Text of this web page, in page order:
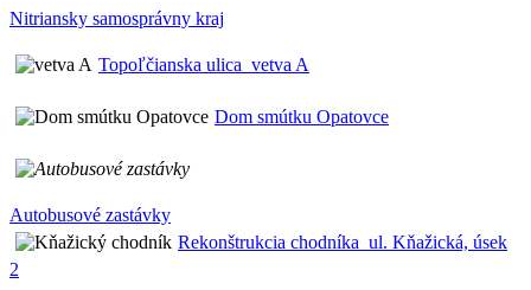
Nitriansky samosprávny kraj
Topoľčianska ulica_vetva A
Dom smútku Opatovce
Autobusové zastávky
Rekonštrukcia chodníka_ul. Kňažická, úsek
2